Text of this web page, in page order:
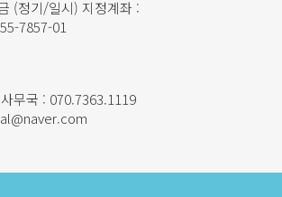
(정기/일시) 지정계좌 :
7857-01
무국 : 070.7363.1119